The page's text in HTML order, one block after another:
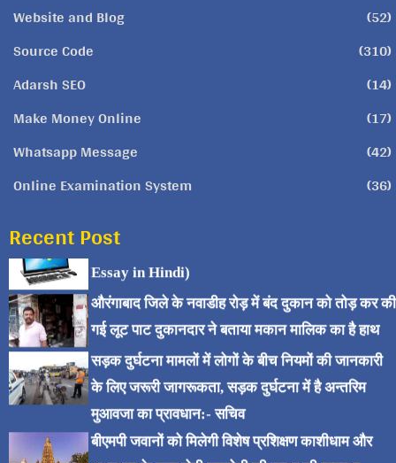
Website and Blog
(52)
Source Code
(310)
Adarsh SEO
(14)
Make Money Online
(17)
Whatsapp Message
(42)
Online Examination System
(36)
Recent Post
Essay in Hindi)
औरंगाबाद जिले के नवाडीह रोड़ में बंद दुकान को तोड़ कर की
गई लूट पाट दुकानदार ने बताया मकान मालिक का है हाथ
सड़क दुर्घटना मामलों में लोगों के बीच नियमों की जानकारी
के लिए जरूरी जागरूकता, सड़क दुर्घटना में है अन्तरिम
मुआवजा का प्रावधान:- सचिव
बीएमपी जवानों को मिलेगी विशेष प्रशिक्षण काशीधाम और